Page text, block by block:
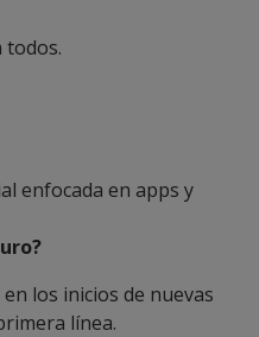
todos.
enfocada en apps y
los inicios de nuevas
línea.